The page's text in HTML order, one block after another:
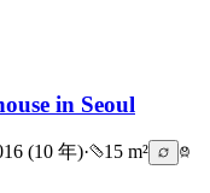
in Seoul
(10 年)·
15 m²